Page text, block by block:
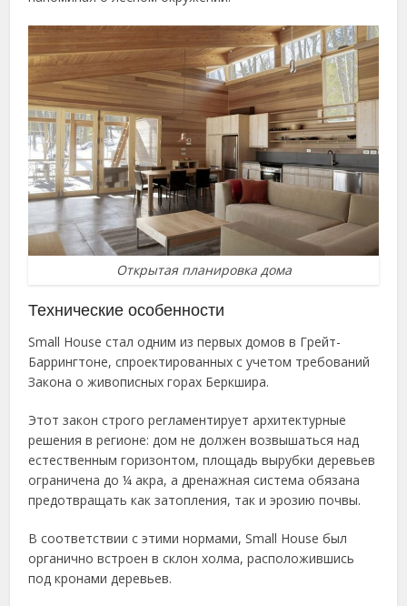
Открытая планировка дома
Технические особенности
Small House стал одним из первых домов в Грейт-
Баррингтоне, спроектированных с учетом требований
Закона о живописных горах Беркшира.
Этот закон строго регламентирует архитектурные
решения в регионе: дом не должен возвышаться над
естественным горизонтом, площадь вырубки деревьев
ограничена до ¼ акра, а дренажная система обязана
предотвращать как затопления, так и эрозию почвы.
В соответствии с этими нормами, Small House был
органично встроен в склон холма, расположившись
под кронами деревьев.